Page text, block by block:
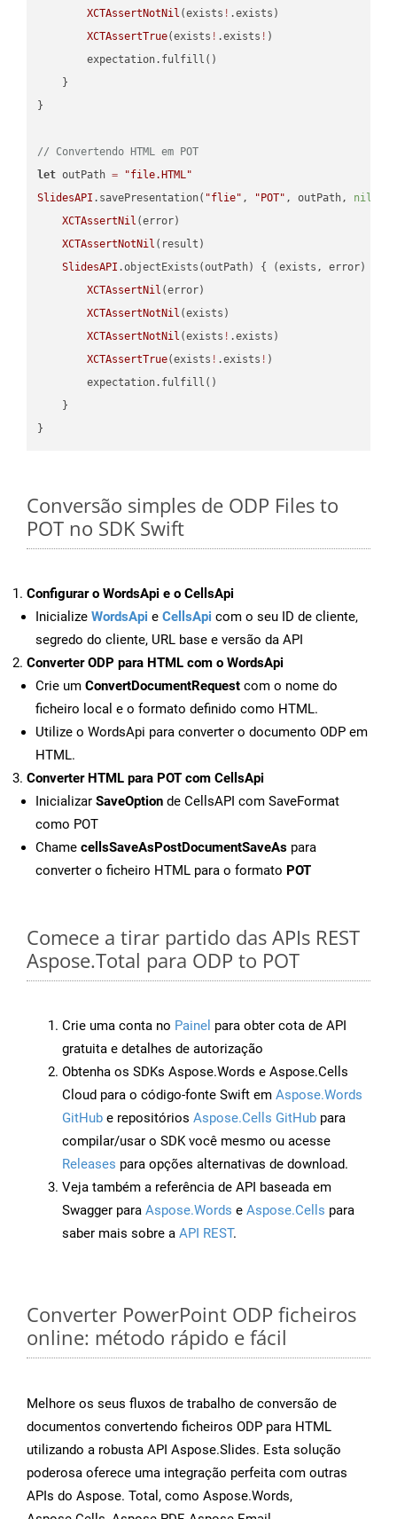
XCTAssertNotNil (exists ! .exists)
XCTAssertTrue(exists ! .exists ! )
        expectation.fulfill()
    }
}
// Convertendo HTML em POT
let outPath =
"file.HTML"
SlidesAPI .savePresentation( "flie" , "POT" , outPath, nil
XCTAssertNil (error)
XCTAssertNotNil (result)
SlidesAPI .objectExists(outPath) { (exists, error) ->
XCTAssertNil (error)
XCTAssertNotNil (exists)
XCTAssertNotNil (exists ! .exists)
XCTAssertTrue(exists ! .exists ! )
        expectation.fulfill()
    }
Conversão simples de ODP Files to
POT no SDK Swift
Configurar o WordsApi e o CellsApi
Inicialize WordsApi e CellsApi com o seu ID de cliente,
segredo do cliente, URL base e versão da API
Converter ODP para HTML com o WordsApi
Crie um ConvertDocumentRequest com o nome do
ficheiro local e o formato definido como HTML.
Utilize o WordsApi para converter o documento ODP em
HTML.
Converter HTML para POT com CellsApi
Inicializar SaveOption de CellsAPI com SaveFormat
como POT
Chame cellsSaveAsPostDocumentSaveAs para
converter o ficheiro HTML para o formato POT
Comece a tirar partido das APIs REST
Aspose.Total para ODP to POT
Crie uma conta no Painel para obter cota de API
gratuita e detalhes de autorização
Obtenha os SDKs Aspose.Words e Aspose.Cells
Cloud para o código-fonte Swift em Aspose.Words
GitHub e repositórios Aspose.Cells GitHub para
compilar/usar o SDK você mesmo ou acesse
Releases para opções alternativas de download.
Veja também a referência de API baseada em
Swagger para Aspose.Words e Aspose.Cells para
saber mais sobre a API REST.
Converter PowerPoint ODP ficheiros
online: método rápido e fácil
Melhore os seus fluxos de trabalho de conversão de
documentos convertendo ficheiros ODP para HTML
utilizando a robusta API Aspose.Slides. Esta solução
poderosa oferece uma integração perfeita com outras
APIs do Aspose. Total, como Aspose.Words,